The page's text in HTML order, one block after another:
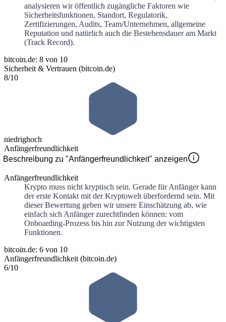
analysieren wir öffentlich zugängliche Faktoren wie
Sicherheitsfunktionen, Standort, Regulatorik,
Zertifizierungen, Audits, Team/Unternehmen, allgemeine
Reputation und natürlich auch die Bestehensdauer am Markt
(Track Record).
bitcoin.de: 8 von 10
Sicherheit & Vertrauen (bitcoin.de)
8/10
niedrighoch
Anfängerfreundlichkeit
Beschreibung zu "Anfängerfreundlichkeit" anzeigen
Anfängerfreundlichkeit
Krypto muss nicht kryptisch sein. Gerade für Anfänger kann
der erste Kontakt mit der Kryptowelt überfordernd sein. Mit
dieser Bewertung geben wir unsere Einschätzung ab, wie
einfach sich Anfänger zurechtfinden können: vom
Onboarding-Prozess bis hin zur Nutzung der wichtigsten
Funktionen.
bitcoin.de: 6 von 10
Anfängerfreundlichkeit (bitcoin.de)
6/10